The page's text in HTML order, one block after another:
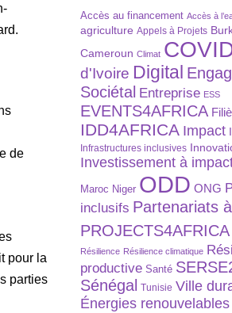
de
pour la
parties
Accès au financement Accès à
agriculture Appels à Projets
Cameroun Climat
d'Ivoire Digital
Sociétal Entreprise ESS
EVENTS4AFRICA
IDD4AFRICA Impact
Infrastructures inclusives
Investissement à
Maroc Niger ODD ONG
inclusifs Partenariats
PROJECTS4AFRICA
Résilience Résilience climatique
productive Santé
Sénégal Tunisie Ville
Énergies renouvelables